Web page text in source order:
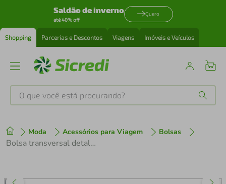
Saldão de inverno
até 40% off
Quero
Shopping Parcerias e Descontos Viagens Imóveis e Veículos
O que você está procurando?
Moda Acessórios para Viagem Bolsas
Bolsa transversal detalhe alça corrente couro liso Pérola
1 º tenis